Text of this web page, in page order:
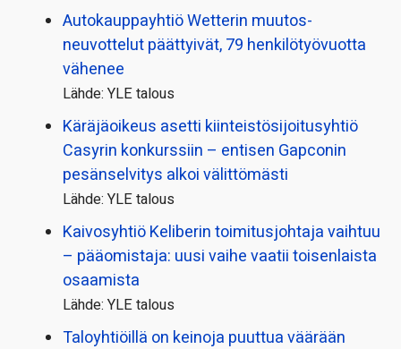
Autokauppayhtiö Wetterin muutos­
neuvottelut päättyivät, 79 henkilö­työvuotta
vähenee
Lähde: YLE talous
Käräjäoikeus asetti kiinteistö­sijoitusyhtiö
Casyrin konkurssiin – entisen Gapconin
pesänselvitys alkoi välittömästi
Lähde: YLE talous
Kaivosyhtiö Keliberin toimitusjohtaja vaihtuu
– pääomistaja: uusi vaihe vaatii toisenlaista
osaamista
Lähde: YLE talous
Taloyhtiöillä on keinoja puuttua väärään